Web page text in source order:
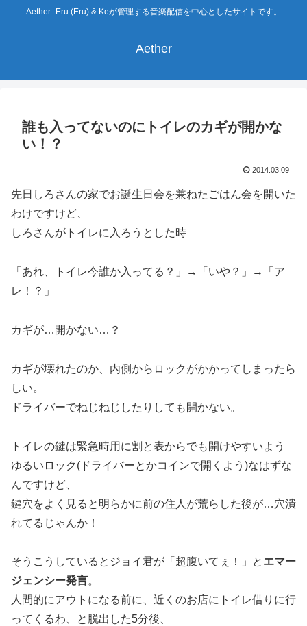
Aether_Eru (Eru) & Keが管理する音楽配信を中心としたサイトです。
Aether
誰も入ってないのにトイレのカギが開かな
い！？
2014.03.09
先日しろさんの家でお誕生日会を兼ねたごはん会を開いた
わけですけど、
しろさんがトイレに入ろうとした時
「あれ、トイレ今誰か入ってる？」→「いや？」→「ア
レ！？」
カギが…開かない…？
カギが壊れたのか、内側からロックがかかってしまったら
しい。
ドライバーでねじねじしたりしても開かない。
トイレの鍵は緊急時用に割と表からでも開けやすいよう
ゆるいロック(ドライバーとかコインで開くよう)なはずな
んですけど、
鍵穴をよく見ると明らかに前の住人が荒らした後が…穴潰
れてるじゃんか！
そうこうしているとジョイ君が「超腹いてぇ！」と エマー
ジェンシー発言。
人間的にアウトになる前に、近くのお店にトイレ借りに行
ってくるわ、と脱出した5分後、